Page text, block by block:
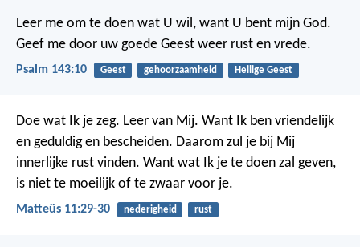
Leer me om te doen wat U wil, want U bent mijn God.
Geef me door uw goede Geest weer rust en vrede.
Psalm 143:10 Geest gehoorzaamheid Heilige Geest
Doe wat Ik je zeg. Leer van Mij. Want Ik ben vriendelijk
en geduldig en bescheiden. Daarom zul je bij Mij
innerlijke rust vinden. Want wat Ik je te doen zal geven,
is niet te moeilijk of te zwaar voor je.
Matteüs 11:29-30 nederigheid rust